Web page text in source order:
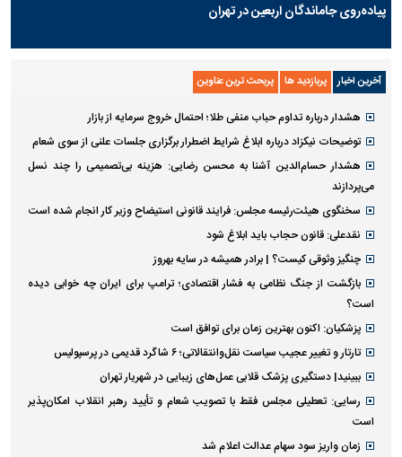
پیاده‌روی جاماندگان اربعین در تهران
آخرین اخبار پربازدید ها پربحث ترین عناوین
هشدار درباره تداوم حباب منفی طلا؛ احتمال خروج سرمایه از بازار
توضیحات نیکزاد درباره ابلاغ شرایط اضطرار برگزاری جلسات علنی از سوی شعام
هشدار حسام‌الدین آشنا به محسن رضایی: هزینه بی‌تصمیمی را چند نسل
می‌پردازند
سخنگوی هیئت‌رئیسه مجلس: فرایند قانونی استیضاح وزیر کار انجام شده است
نقدعلی: قانون حجاب باید ابلاغ شود
چنگیز وثوقی کیست؟ | برادر همیشه در سایه بهروز
بازگشت از جنگ نظامی به فشار اقتصادی؛ ترامپ برای ایران چه خوابی دیده
است؟
پزشکیان: اکنون بهترین زمان برای توافق است
تارتار و تغییر عجیب سیاست نقل‌وانتقالاتی؛ ۶ شاگرد قدیمی در پرسپولیس
ببینید| دستگیری پزشک قلابی عمل‌های زیبایی در شهریار تهران
رسایی: تعطیلی مجلس فقط با تصویب شعام و تأیید رهبر انقلاب امکان‌پذیر
است
زمان واریز سود سهام عدالت اعلام شد